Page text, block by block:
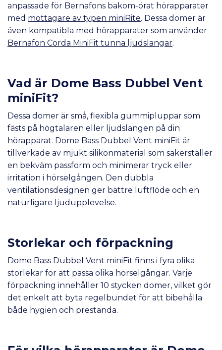
anpassade för Bernafons bakom-örat hörapparater
med mottagare av typen miniRite. Dessa domer är
även kompatibla med hörapparater som använder
Bernafon Corda MiniFit tunna ljudslangar.
Vad är Dome Bass Dubbel Vent
miniFit?
Dessa domer är små, flexibla gummipluppar som
fästs på högtalaren eller ljudslangen på din
hörapparat. Dome Bass Dubbel Vent miniFit är
tillverkade av mjukt silikonmaterial som säkerställer
en bekväm passform och minimerar tryck eller
irritation i hörselgången. Den dubbla
ventilationsdesignen ger bättre luftflöde och en
naturligare ljudupplevelse.
Storlekar och förpackning
Dome Bass Dubbel Vent miniFit finns i fyra olika
storlekar för att passa olika hörselgångar. Varje
förpackning innehåller 10 stycken domer, vilket gör
det enkelt att byta regelbundet för att bibehålla
både hygien och prestanda.